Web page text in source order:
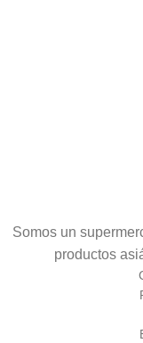
Somos un
productos